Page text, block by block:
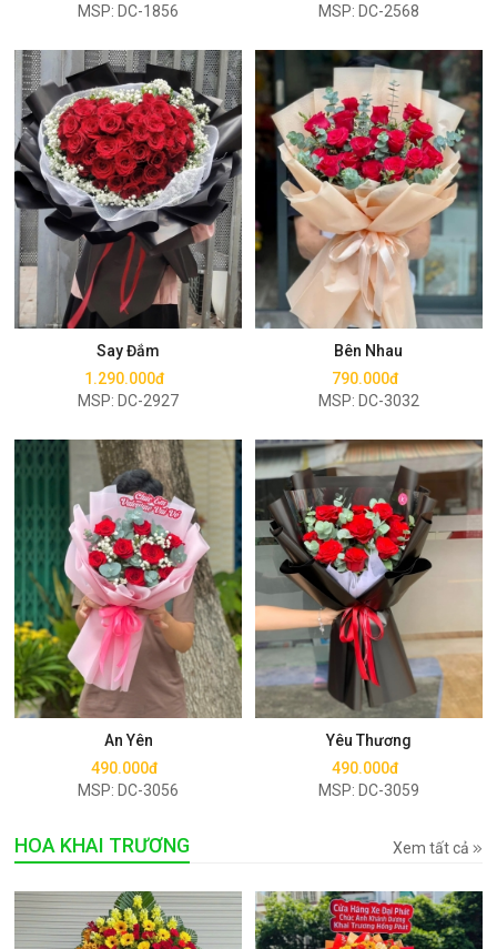
MSP: DC-1856
MSP: DC-2568
Say Đắm
1.290.000đ
MSP: DC-2927
Mua ngay
Bên Nhau
790.000đ
MSP: DC-3032
Mua ngay
An Yên
490.000đ
MSP: DC-3056
Mua ngay
Yêu Thương
490.000đ
MSP: DC-3059
Mua ngay
HOA KHAI TRƯƠNG Xem tất cả